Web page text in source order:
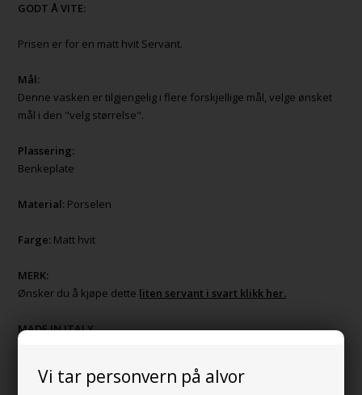
Vi tar personvern på alvor
GODT Å VITE:
Prisen er for en matt hvit Servant.
Mål:
Denne vasken er tilgjengelig i flere forskjellige mål, velge ønsket
mål i den "velg størrelse".
Plassering:
Benkeplate
Material: Porselen
Farge: Matt hvit
MERK:
Ønsker du å kjøpe dette liten servant i svart klikk her.
MADE IN ITALY
For å gi deg et bedre visuelt bilde av servanten Cup I, har vi laget